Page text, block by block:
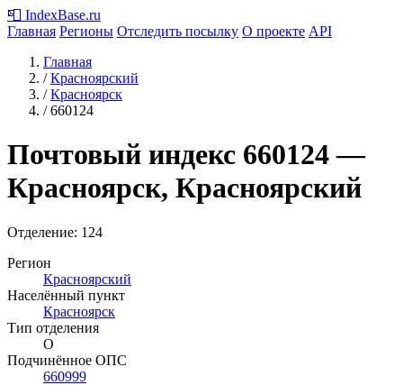
📮 IndexBase.ru
Главная Регионы Отследить посылку О проекте API
Главная
/ Красноярский
/ Красноярск
/ 660124
Почтовый индекс 660124 —
Красноярск, Красноярский
Отделение: 124
Регион
Красноярский
Населённый пункт
Красноярск
Тип отделения
О
Подчинённое ОПС
660999